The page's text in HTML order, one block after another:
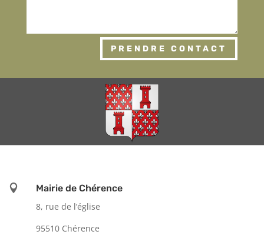
PRENDRE CONTACT

Mairie de Chérence
8, rue de l’église
95510 Chérence